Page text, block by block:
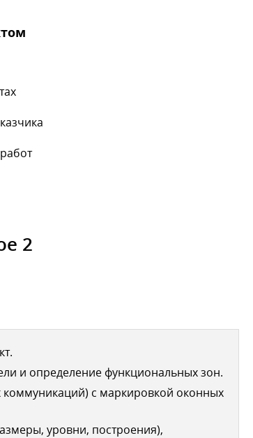
2
и определение функциональных зон.
с маркировкой оконных
уровни, построения),